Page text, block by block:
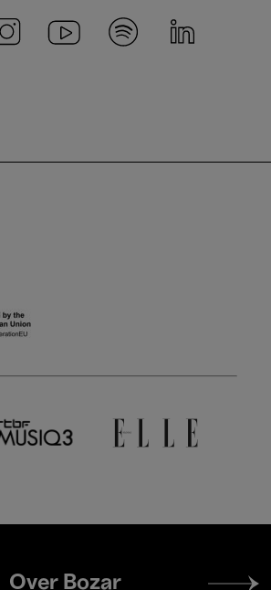
Footer
Over Bozar